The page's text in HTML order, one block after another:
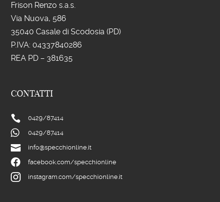
Frison Renzo s.a.s.
Via Nuova, 586
35040 Casale di Scodosia (PD)
P.IVA: 04337840286
REA PD – 381635
CONTATTI
 0429/87414
 0429/87414
 info@specchionline.it
 facebook.com/specchionline
 instagram.com/specchionline.it